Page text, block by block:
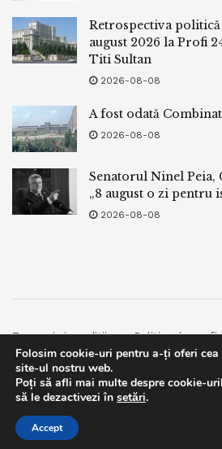
Retrospectiva politică
august 2026 la Profi
Titi Sultan
2026-08-08
A fost odată
2026-08-08
Senatorul Ninel Peia,
„8 august o zi
2026-08-08
Termeni si conditii
Politica de
Facebook
Contact
© 2019bpnews- Business & Politics
Folosim cookie-uri pentru a-ți oferi cea
site-ul nostru web.
Poți să afli mai multe despre cookie-
să le dezactivezi în setări.
Accept
This website uses GDPR cookies.
website you are giving consent to
Privacy and Cookie Policy